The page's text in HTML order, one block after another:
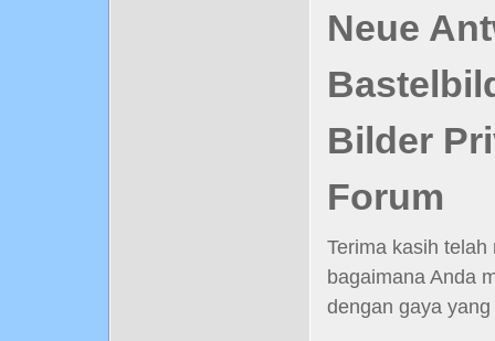
Neue
Bilder
Forum
Terima kasih
bagaimana Anda
dengan gaya